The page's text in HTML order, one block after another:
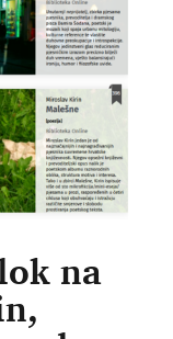
na